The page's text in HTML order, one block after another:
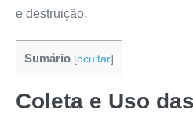
e destruição.
Sumário [ocultar]
Coleta e Uso